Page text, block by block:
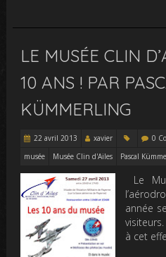
LE MUSÉE CLIN
10 ANS ! PAR
KÜMMERLING
22 avril 2013 xavier 0
musée
Musée Clin d'Ailes Pascal
Le
année
à cet